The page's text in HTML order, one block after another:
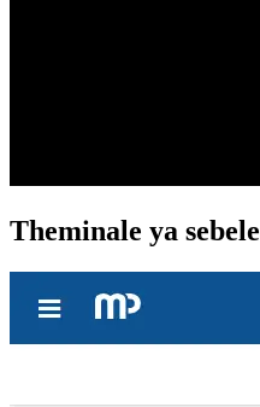
Theminale ya sebele